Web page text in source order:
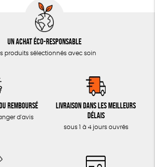
Un achat éco-responsable
produits sélectionnés avec soin
remboursé
d'avis
Livraison dans les meilleurs
délais
sous 1 à 4 jours ouvrés